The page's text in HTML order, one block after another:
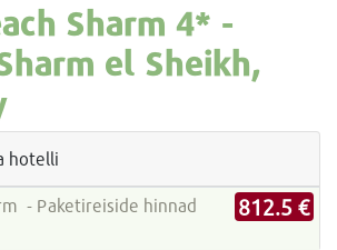
Sharm 4* -
el Sheikh,
hotelli
- Paketireiside hinnad
812.5 €